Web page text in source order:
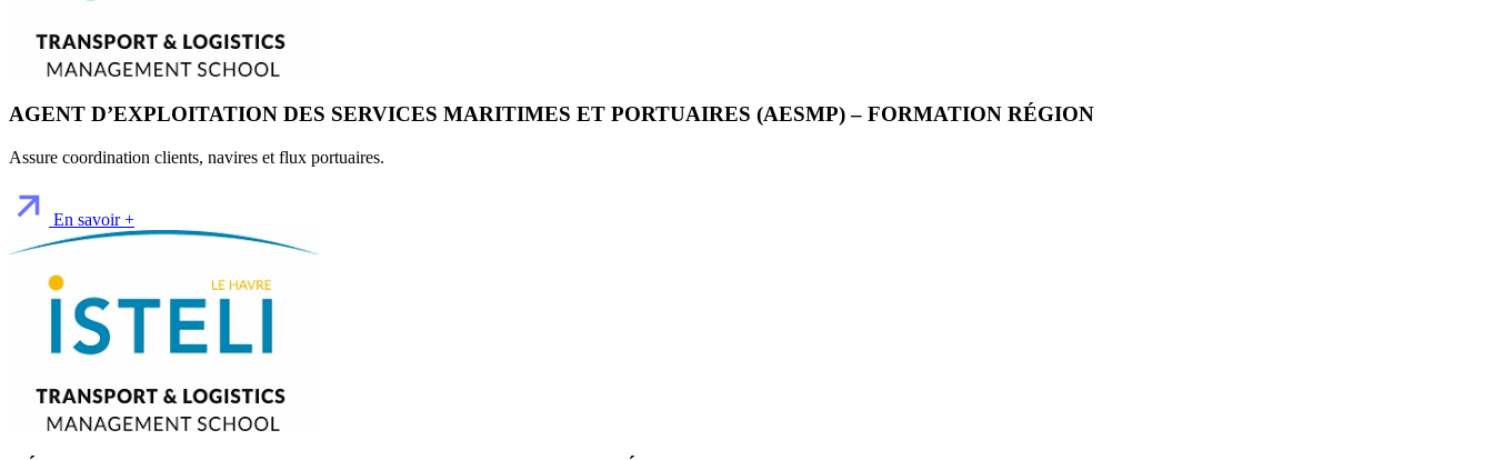
AGENT D’EXPLOITATION DES SERVICES MARITIMES ET PORTUAIRES (AESMP) – FORMATION RÉGION
Assure coordination clients, navires et flux portuaires.
En savoir +